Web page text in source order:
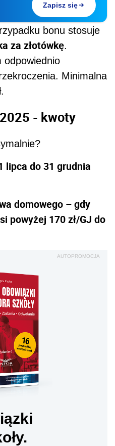
Zapisz się
bonu stosuje
za złotówkę.
odpowiednio
Minimalna
- kwoty
lipca do 31 grudnia
domowego – gdy
powyżej 170 zł/GJ do
AUTOPROMOCJA